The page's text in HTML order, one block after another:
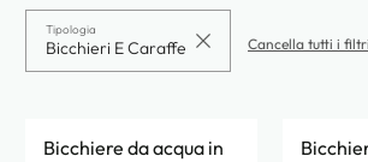
Tipologia
Bicchieri E Caraffe Cancella tutti i filtri
Bicchiere da acqua in